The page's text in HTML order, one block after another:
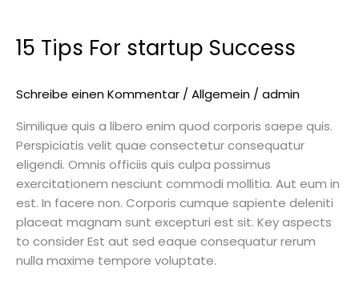
15 Tips For startup Success
Schreibe einen Kommentar /Allgemein /admin
Similique quis a libero enim quod corporis saepe quis.
Perspiciatis velit quae consectetur consequatur
eligendi. Omnis officiis quis culpa possimus
exercitationem nesciunt commodi mollitia. Aut eum in
est. In facere non. Corporis cumque sapiente deleniti
placeat magnam sunt excepturi est sit. Key aspects
to consider Est aut sed eaque consequatur rerum
nulla maxime tempore voluptate.
15
startup
Success